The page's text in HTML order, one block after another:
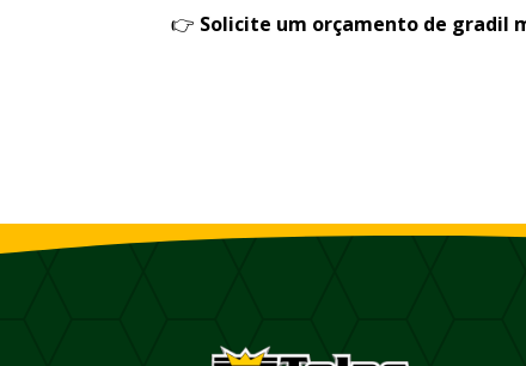
👉 Solicite um orçamento de gradil